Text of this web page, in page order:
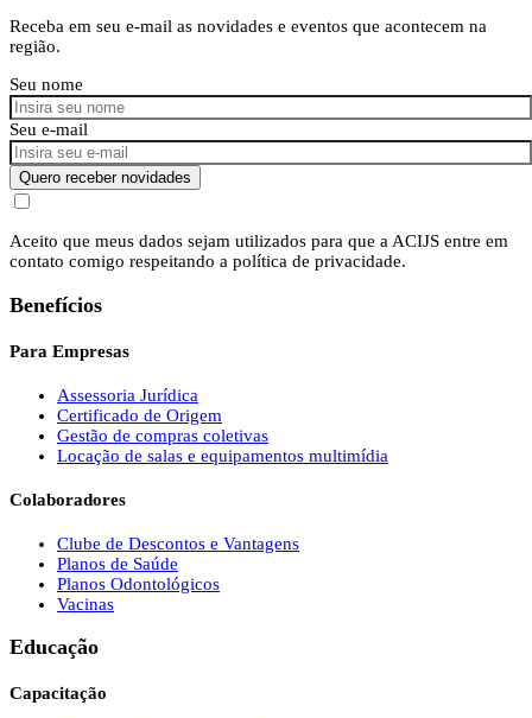
Receba em seu e-mail as novidades e eventos que acontecem na
região.
Seu nome
Seu e-mail
Quero receber novidades
Aceito que meus dados sejam utilizados para que a ACIJS entre em
contato comigo respeitando a política de privacidade.
Benefícios
Para Empresas
Assessoria Jurídica
Certificado de Origem
Gestão de compras coletivas
Locação de salas e equipamentos multimídia
Colaboradores
Clube de Descontos e Vantagens
Planos de Saúde
Planos Odontológicos
Vacinas
Educação
Capacitação